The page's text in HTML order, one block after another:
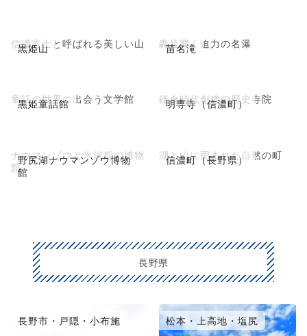
黒姫山
信濃富士と呼ばれる美しい山 苗名滝
轟音響く迫力の名瀑
黒姫童話館
童話の世界に出会う文学館 明専寺（信濃町）
鎌倉時代創建の歴史寺院
野尻湖ナウマンゾウ博物
館
ナウマンゾウと氷河期の博物
館
信濃町（長野県）
湖と山に囲まれた自然の町
長野県
長野市・戸隠・小布施 松本・上高地・塩尻